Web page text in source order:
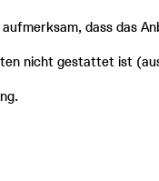
dass das
nicht gestattet ist